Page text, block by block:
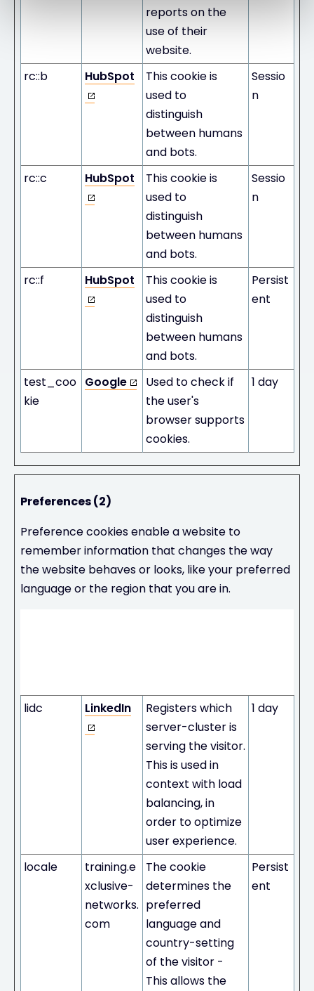
reports on the
use of their
website.
rc::b HubSpot
This cookie is
used to
distinguish
between humans
and bots.
Sessio
n
rc::c HubSpot
This cookie is
used to
distinguish
between humans
and bots.
Sessio
n
rc::f HubSpot
This cookie is
used to
distinguish
between humans
and bots.
Persist
ent
test_coo
kie
Google
Used to check if
the user's
browser supports
cookies.
1 day
Preferences (2)
Preference cookies enable a website to
remember information that changes the way
the website behaves or looks, like your preferred
language or the region that you are in.
lidc
LinkedIn
Registers which
server-cluster is
serving the visitor.
This is used in
context with load
balancing, in
order to optimize
user experience.
1 day
locale
training.e
xclusive-
networks.
com
The cookie
determines the
preferred
language and
country-setting
of the visitor -
This allows the
Persist
ent